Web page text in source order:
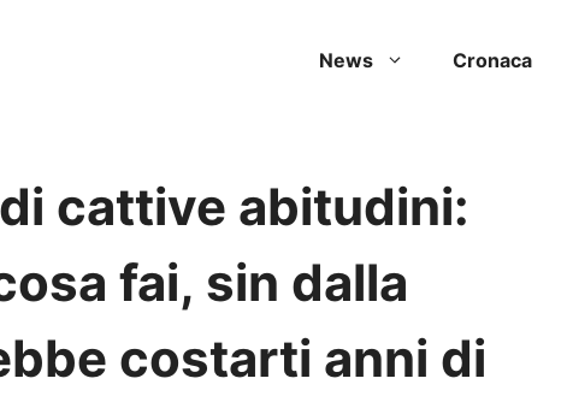
News Cronaca
cattive abitudini:
fai, sin dalla
costarti anni di